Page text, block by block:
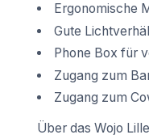
Ergonomische
Gute
Phone Box für
Zugang zum
Zugang zum
Über das Wojo